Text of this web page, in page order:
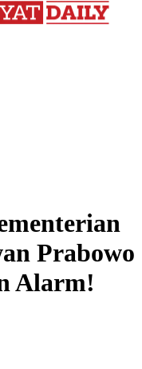
Prabowo
Alarm!